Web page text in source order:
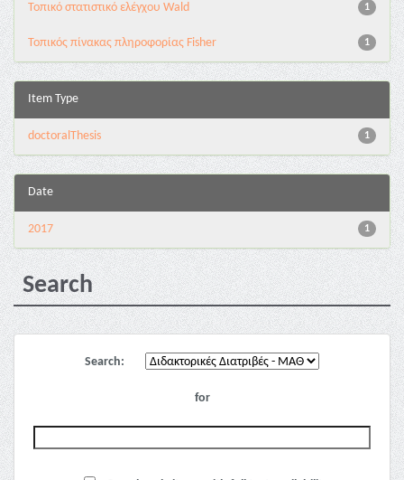
1
Τοπικό στατιστικό ελέγχου Wald
1
Τοπικός πίνακας πληροφορίας Fisher
Item Type
1
doctoralThesis
Date
1
2017
Search
Search:
for